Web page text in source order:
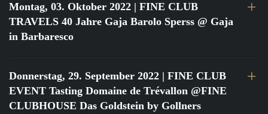
Montag, 03. Oktober 2022 | FINE CLUB
TRAVELS 40 Jahre Gaja Barolo Sperss @ Gaja
in Barbaresco
Donnerstag, 29. September 2022 | FINE CLUB
EVENT Tasting Domaine de Trévallon @FINE
CLUBHOUSE Das Goldstein by Gollners